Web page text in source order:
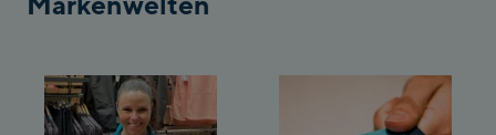
Pardatschgratbahn
Planet Planai